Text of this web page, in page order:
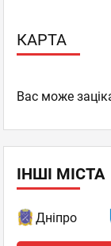
КАРТА
Вас може
ІНШІ МІСТА
Дніпро